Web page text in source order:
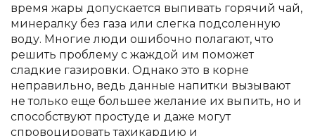
время жары допускается выпивать горячий чай,
минералку без газа или слегка подсоленную
воду. Многие люди ошибочно полагают, что
решить проблему с жаждой им поможет
сладкие газировки. Однако это в корне
неправильно, ведь данные напитки вызывают
не только еще большее желание их выпить, но и
способствуют простуде и даже могут
спровоцировать тахикардию и